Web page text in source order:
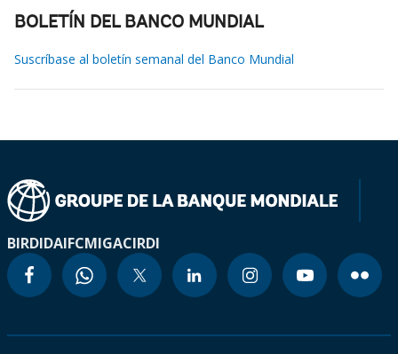
BOLETÍN DEL BANCO MUNDIAL
Suscríbase al boletín semanal del Banco Mundial
BIRDIDAIFCMIGACIRDI